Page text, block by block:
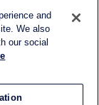
and
We also
our social